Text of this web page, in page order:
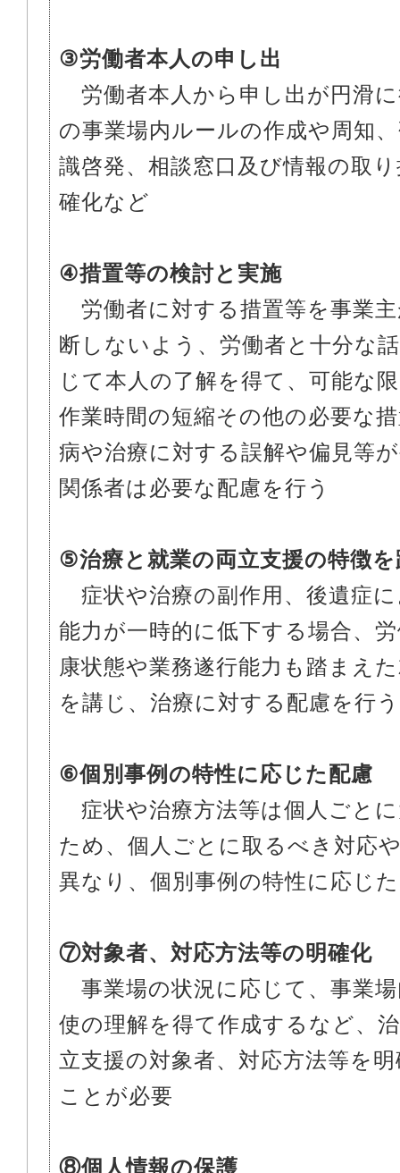
③労働者本人の申し出
労働者本人から申し出が円滑
の事業場内ルールの作成や周知
識啓発、相談窓口及び情報の取
確化など
④措置等の検討と実施
労働者に対する措置等を事業
断しないよう、労働者と十分な
じて本人の了解を得て、可能な
作業時間の短縮その他の必要な
病や治療に対する誤解や偏見等
関係者は必要な配慮を行う
⑤治療と就業の両立支援の特徴
症状や治療の副作用、後遺症
能力が一時的に低下する場合、
康状態や業務遂行能力も踏まえ
を講じ、治療に対する配慮を行う
⑥個別事例の特性に応じた配慮
症状や治療方法等は個人ごと
ため、個人ごとに取るべき対応
異なり、個別事例の特性に応じ
⑦対象者、対応方法等の明確化
事業場の状況に応じて、事業
使の理解を得て作成するなど、
立支援の対象者、対応方法等を
ことが必要
⑧個人情報の保護